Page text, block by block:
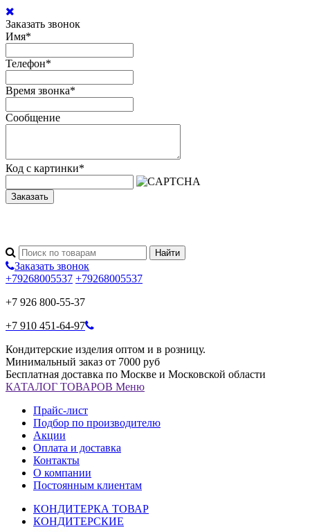
Заказать звонок
Имя*
Телефон*
Время звонка*
Сообщение
Код с картинки*
Заказать
Заказать звонок
+79268005537 +79268005537
+7 926 800-55-37
+7 910 451-64-97
Кондитерские изделия оптом и в розницу.
Минимальный заказ от 7000 руб
Бесплатная доставка по Москве и Московской области
КАТАЛОГ ТОВАРОВ Меню
Прайс-лист
Подбор по производителю
Акции
Оплата и доставка
Контакты
О компании
Постоянным клиентам
КОНДИТЕРКА ТОВАР
КОНДИТЕРСКИЕ